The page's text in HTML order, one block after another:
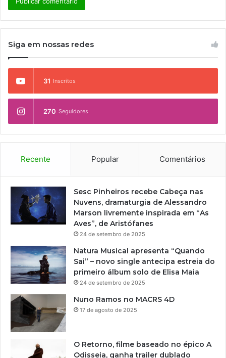
Siga em nossas redes
31 Inscritos
270 Seguidores
Recente Popular Comentários
Sesc Pinheiros recebe Cabeça nas
Nuvens, dramaturgia de Alessandro
Marson livremente inspirada em “As
Aves”, de Aristófanes
24 de setembro de 2025
Natura Musical apresenta “Quando
Sai” – novo single antecipa estreia do
primeiro álbum solo de Elisa Maia
24 de setembro de 2025
Nuno Ramos no MACRS 4D
17 de agosto de 2025
O Retorno, filme baseado no épico A
Odisseia, ganha trailer dublado